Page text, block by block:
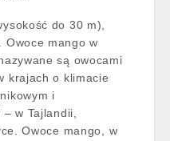
do 30 m),
Owoce mango w
są owocami
krajach o klimacie
i
w Tajlandii,
Owoce mango, w